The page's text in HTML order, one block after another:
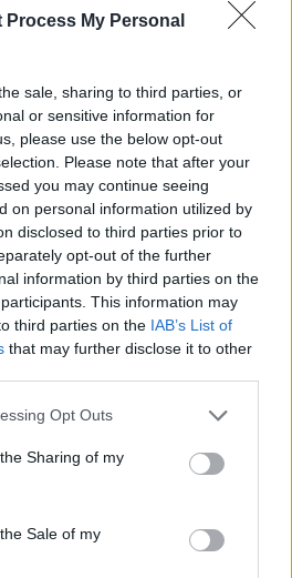
Process My Personal
sale, sharing to third parties, or
or sensitive information for
please use the below opt-out
Please note that after your
you may continue seeing
on personal information utilized by
disclosed to third parties prior to
opt-out of the further
information by third parties on the
This information may
third parties on the IAB’s List of
that may further disclose it to other
app uses one or more Google
usage behaviour. You may click to
and its third-party tags to
purposes in below Google
Opt Outs
Sharing of my
Sale of my
στη δημοσιότητα η λίστα με
Apple Design Awards 2026,
θα βρεθούν τα
watchOS 27,tvOS 27και
να προβάλει ένα
οικοσύστημα,
και πρακτικά τους